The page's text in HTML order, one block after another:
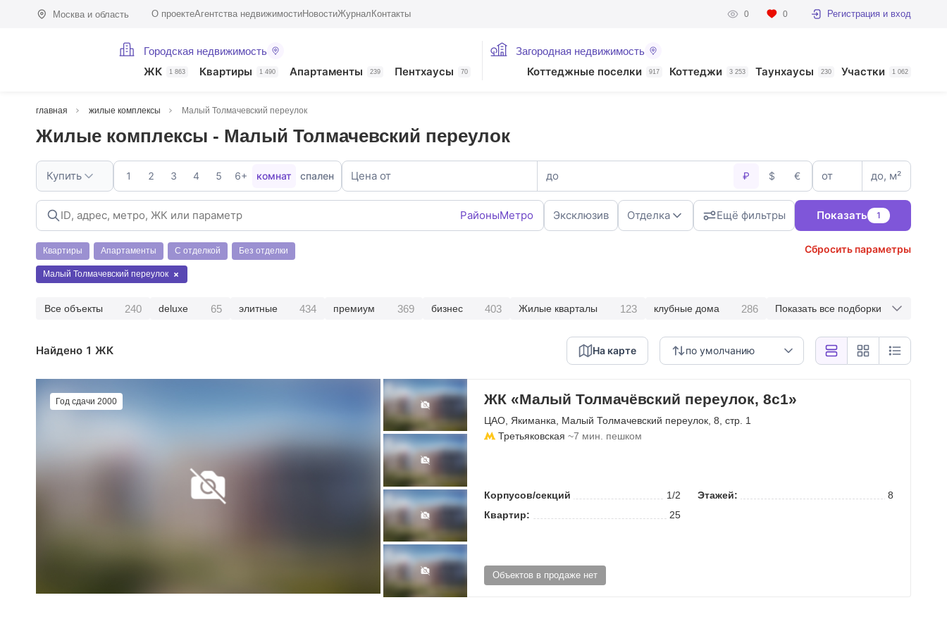
Москва и область О проектеАгентства недвижимостиНовостиЖурнал Контакты 0 0 Регистрация и вход
Городская недвижимость
ЖК 1 863 Квартиры 1 490 Апартаменты 239 Пентхаусы 70
Загородная недвижимость
Коттеджные поселки 917 Коттеджи 3 253 Таунхаусы 230 Участки 1 062
главная жилые комплексы Малый Толмачевский переулок
Жилые комплексы - Малый Толмачевский переулок
Купить 1 2 3 4 5 6+ комнат спален Цена от до ₽ $ € от до, м²
РайоныМетро Эксклюзив Отделка Ещё фильтры Показать 1
Квартиры Апартаменты С отделкой Без отделки Сбросить параметры
Малый Толмачевский переулок
Все объекты 240 deluxe 65 элитные 434 премиум 369 бизнес 403 Жилые кварталы 123 клубные дома 286 Показать все подборки
Найдено 1 ЖК по умолчанию
На карте
Год сдачи 2000 ЖК «Малый Толмачёвский переулок, 8с1»
ЦАО Якиманка Малый Толмачевский переулок , 8, стр. 1
Третьяковская ~7 мин. пешком
Корпусов/секций 1/2 Этажей:
8
Квартир:
25
Объектов в продаже нет